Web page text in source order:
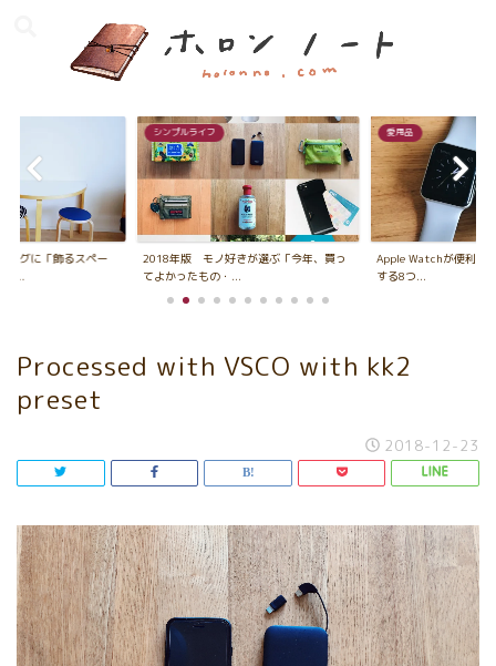
ングに「飾るスペー
シンプルライフ
2018年版 モノ好きが選ぶ「今年、買っ
てよかったもの・...
愛用品
Apple Watchが便利す
する8つ...
Processed with VSCO with kk2
preset
2018-12-23